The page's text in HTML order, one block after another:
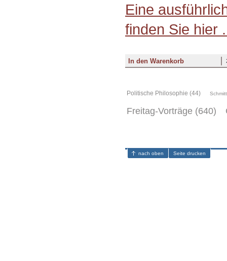
Eine
finden Sie hier
Politische Philosophie (44)
Freitag-Vorträge (640)
nach oben Seite drucken